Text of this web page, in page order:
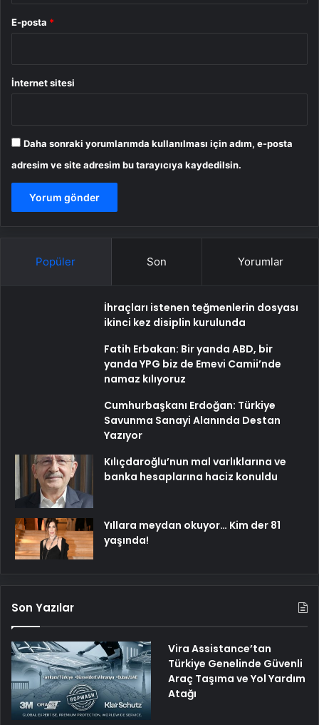
E-posta *
İnternet sitesi
Daha sonraki yorumlarımda kullanılması için adım, e-posta
adresim ve site adresim bu tarayıcıya kaydedilsin.
Popüler Son Yorumlar
İhraçları istenen teğmenlerin dosyası
ikinci kez disiplin kurulunda
Fatih Erbakan: Bir yanda ABD, bir
yanda YPG biz de Emevi Camii’nde
namaz kılıyoruz
Cumhurbaşkanı Erdoğan: Türkiye
Savunma Sanayi Alanında Destan
Yazıyor
Kılıçdaroğlu’nun mal varlıklarına ve
banka hesaplarına haciz konuldu
Yıllara meydan okuyor… Kim der 81
yaşında!
Son Yazılar
Vira Assistance’tan
Türkiye Genelinde Güvenli
Araç Taşıma ve Yol Yardım
Atağı